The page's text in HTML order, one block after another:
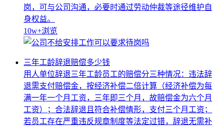
岗，可与公司沟通，必要时通过劳动仲裁等途径维护自
身权益。
10w+浏览
三年工龄辞退赔偿多少钱
用人单位辞退三年工龄员工的赔偿分三种情况：违法辞
退需支付赔偿金，按经济补偿二倍计算（经济补偿为每
满一年一个月工资，三年即三个月，故赔偿金为六个月
工资）；合法辞退且符合补偿情形，支付三个月工资；
若员工存在严重违反规章制度等法定过错，辞退无需补